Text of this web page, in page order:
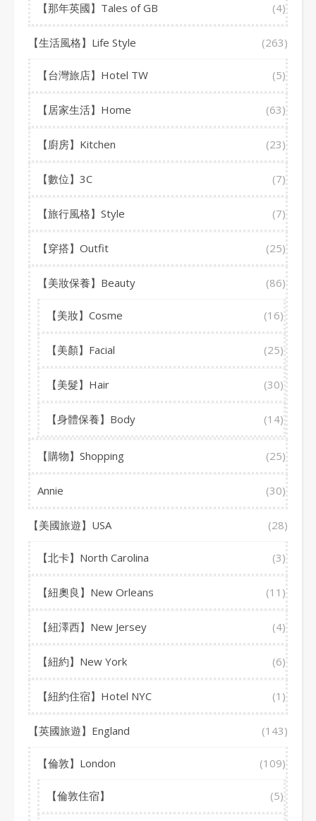
【那年英國】Tales of GB (4)
【生活風格】Life Style (263)
【台灣旅店】Hotel TW (5)
【居家生活】Home (63)
【廚房】Kitchen (23)
【數位】3C (7)
【旅行風格】Style (7)
【穿搭】Outfit (25)
【美妝保養】Beauty (86)
【美妝】Cosme (16)
【美顏】Facial (25)
【美髮】Hair (30)
【身體保養】Body (14)
【購物】Shopping (25)
Annie (30)
【美國旅遊】USA (28)
【北卡】North Carolina (3)
【紐奧良】New Orleans (11)
【紐澤西】New Jersey (4)
【紐約】New York (6)
【紐約住宿】Hotel NYC (1)
【英國旅遊】England (143)
【倫敦】London (109)
【倫敦住宿】 (5)